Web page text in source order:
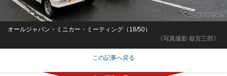
《写真撮影 嶽宮三郎》
オールジャパン・ミニカー・ミーティング（18/50）
この記事へ戻る